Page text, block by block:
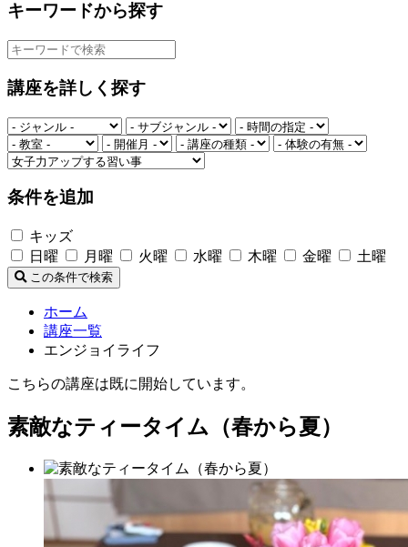
キーワードから探す
講座を詳しく探す
条件を追加
キッズ
日曜
月曜 火曜 水曜 木曜 金曜 土曜
この条件で検索
ホーム
講座一覧
エンジョイライフ
こちらの講座は既に開始しています。
素敵なティータイム（春から夏）